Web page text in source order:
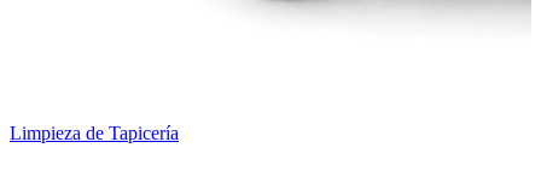
Limpieza de Tapicería